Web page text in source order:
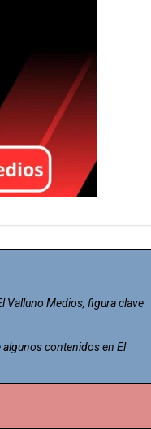
Valluno Medios, figura clave
contenidos en El